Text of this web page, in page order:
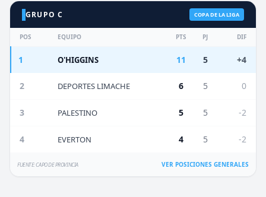
GRUPO C COPA DE LA LIGA
POS EQUIPO PTS PJ DIF
1 O'HIGGINS 11 5 +4
2 DEPORTES LIMACHE 6 5 0
3 PALESTINO 5 5 -2
4 EVERTON 4 5 -2
FUENTE: CAPO DE PROVINCIA VER POSICIONES GENERALES